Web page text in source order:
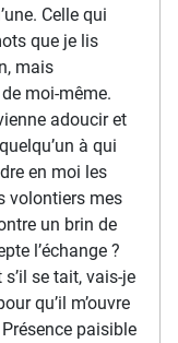
Celle qui
que je lis
mais
moi-même.
adoucir et
à qui
en moi les
volontiers mes
un brin de
l’échange ?
se tait, vais-je
qu’il m’ouvre
paisible